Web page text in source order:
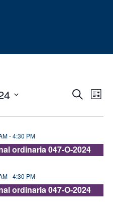
vistas
Buscar
Lista
-4:30 PM
ordinaria 047-O-2024
-4:30 PM
ordinaria 047-O-2024